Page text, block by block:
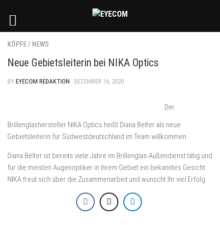
KÖPFE/ NEWS
Neue Gebietsleiterin bei NIKA Optics
BY EYECOM REDAKTION · DEZEMBER 16, 2020
Der
Brillenglashersteller NIKA Optics heißt Diana Belter als neue
Gebietsleiterin für Südwestdeutschland im Team willkommen.
Diana Belter ist bereits viele Jahre im Brillenglas-Außendienst tätig und
für die meisten Augenoptiker in ihrem Gebiet ein bekanntes Gesicht.
NIKA freut sich über die Zusammenarbeit und wünscht Ihr viel Erfolg.